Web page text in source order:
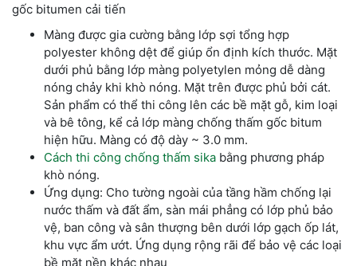
gốc bitumen cải tiến
Màng được gia cường bằng lớp sợi tổng hợp
polyester không dệt để giúp ổn định kích thước. Mặt
dưới phủ bằng lớp màng polyetylen mỏng dễ dàng
nóng chảy khi khò nóng. Mặt trên được phủ bởi cát.
Sản phẩm có thể thi công lên các bề mặt gỗ, kim loại
và bê tông, kể cả lớp màng chống thấm gốc bitum
hiện hữu. Màng có độ dày ~ 3.0 mm.
Cách thi công chống thấm sika bằng phương pháp
khò nóng.
Ứng dụng: Cho tường ngoài của tầng hầm chống lại
nước thấm và đất ẩm, sàn mái phẳng có lớp phủ bảo
vệ, ban công và sân thượng bên dưới lớp gạch ốp lát,
khu vực ẩm ướt. Ứng dụng rộng rãi để bảo vệ các loại
bề mặt nền khác nhau